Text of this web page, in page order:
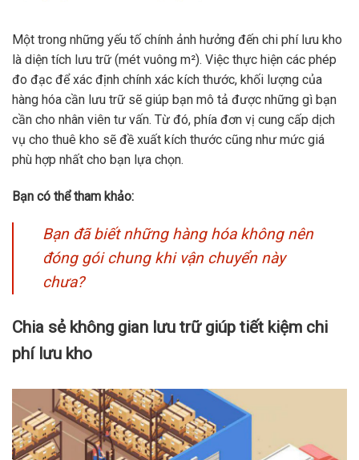
Một trong những yếu tố chính ảnh hưởng đến chi phí lưu kho
là diện tích lưu trữ (mét vuông m²). Việc thực hiện các phép
đo đạc để xác định chính xác kích thước, khối lượng của
hàng hóa cần lưu trữ sẽ giúp bạn mô tả được những gì bạn
cần cho nhân viên tư vấn. Từ đó, phía đơn vị cung cấp dịch
vụ cho thuê kho sẽ đề xuất kích thước cũng như mức giá
phù hợp nhất cho bạn lựa chọn.
Bạn có thể tham khảo:
Bạn đã biết những hàng hóa không nên
đóng gói chung khi vận chuyển này
chưa?
Chia sẻ không gian lưu trữ giúp tiết kiệm chi
phí lưu kho